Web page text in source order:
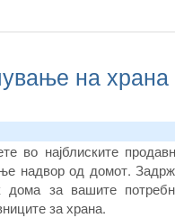
на
во најблиските
надвор од домот.
дома за вашите
за храна.